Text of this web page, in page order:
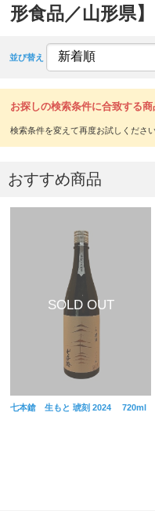
形食品／山形県】
並び替え
お探しの検索条件に合致する商
おすすめ商品
七本鎗 生もと 琥刻 2024 720ml